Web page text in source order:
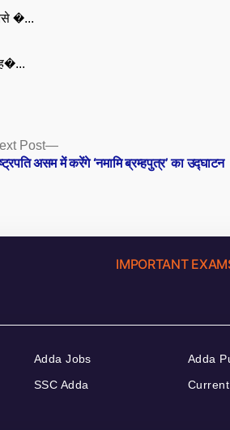
�...
Post
Next
post:
असम में करेंगे ‘नमामि ब्रम्हपुत्र’ का उद्घाटन
IMPORTANT
Adda Jobs
SSC Adda
Adda